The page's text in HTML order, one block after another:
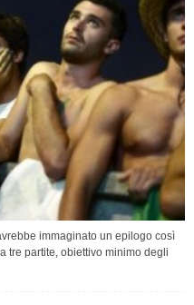
immaginato un epilogo così
tre partite, obiettivo minimo degli